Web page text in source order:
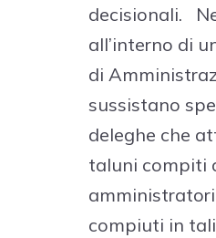
decisionali.
all’interno di
di
sussistano
deleghe che
taluni compiti
compiuti in